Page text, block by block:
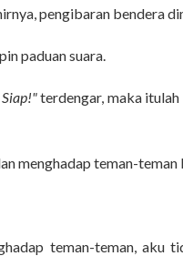
pengibaran bendera
paduan suara.
terdengar, maka itulah
menghadap teman-teman
teman-teman, aku